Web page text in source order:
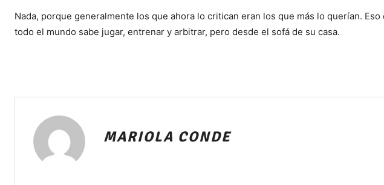
Nada, porque generalmente los que ahora lo critican eran los que más lo querían.
todo el mundo sabe jugar, entrenar y arbitrar, pero desde el sofá de su casa.
MARIOLA CONDE